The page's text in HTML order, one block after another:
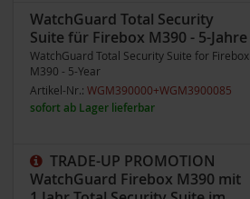
WatchGuard Total Security
Suite für Firebox M390 - 5-Jahre
WatchGuard Total Security Suite for Firebox
M390 - 5-Year
Artikel-Nr.: WGM390000+WGM3900085
sofort ab Lager lieferbar
TRADE-UP PROMOTION
WatchGuard Firebox M390 mit